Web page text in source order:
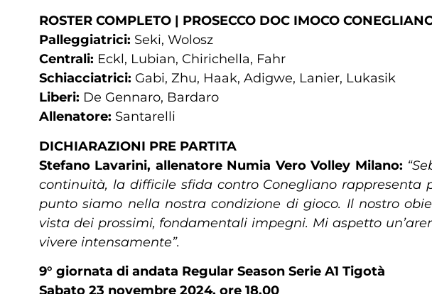
ROSTER COMPLETO | PROSECCO DOC IMOCO
Palleggiatrici: Seki, Wolosz
Centrali: Eckl, Lubian, Chirichella, Fahr
Schiacciatrici: Gabi, Zhu, Haak, Adigwe, Lanier, Lukasik
Liberi: De Gennaro, Bardaro
Allenatore: Santarelli
DICHIARAZIONI PRE PARTITA
Stefano Lavarini, allenatore Numia Vero Volley Milano:
continuità, la difficile sfida contro Conegliano rappresenta
punto siamo nella nostra condizione di gioco. Il nostro
vista dei prossimi, fondamentali impegni. Mi aspetto
vivere intensamente”.
9° giornata di andata Regular Season Serie A1 Tigotà
Sabato 23 novembre 2024, ore 18.00